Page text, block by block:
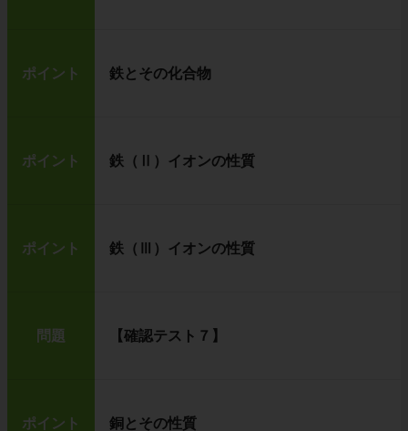
ポイント 鉄とその化合物
ポイント 鉄（Ⅱ）イオンの性質
ポイント 鉄（Ⅲ）イオンの性質
問題 【確認テスト７】
ポイント 銅とその性質